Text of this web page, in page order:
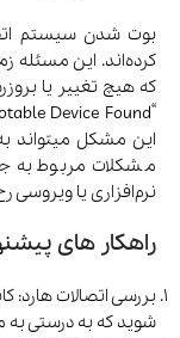
بوت شدن سیستم
کرده‌اند. این مسئله
که هیچ تغییر یا
این مشکل میتواند
مشکلات مربوط به
نرم‌افزاری یا ویروسی
راهکار های
شوید که به درستی به